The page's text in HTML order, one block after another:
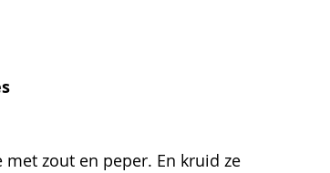
zout en peper. En kruid ze